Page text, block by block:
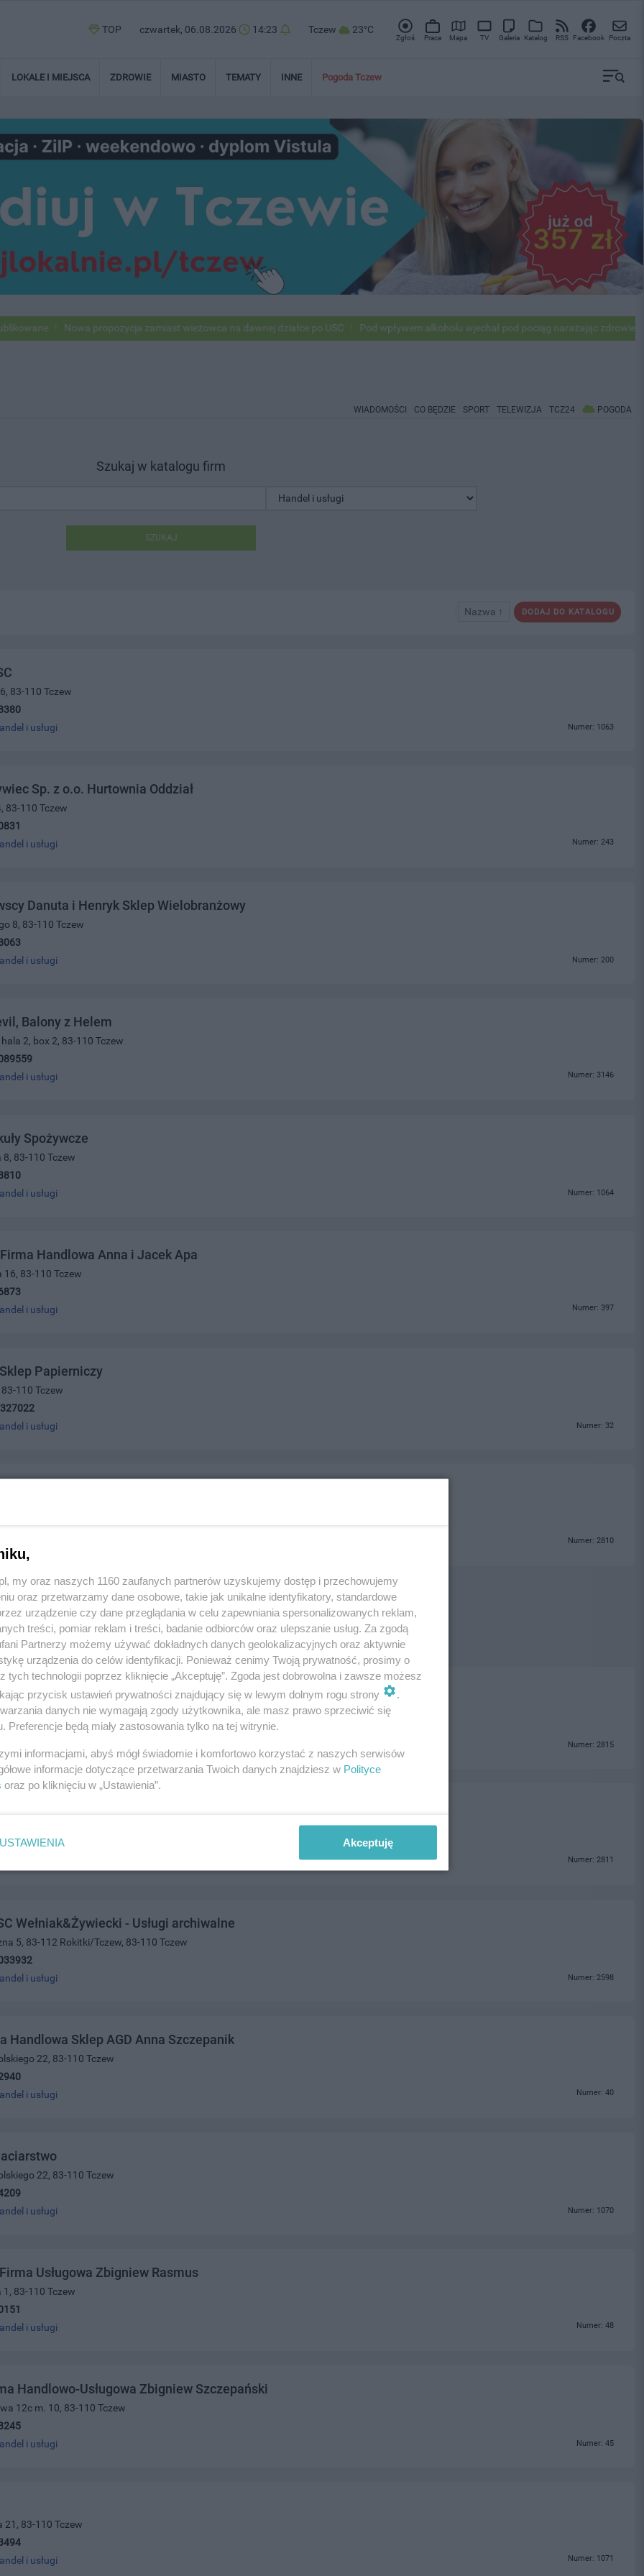
TOP czwartek, 06.08.2026 14:23 Tczew 23°C
Zgłoś Praca Mapa TV Galeria Katalog RSS Facebook Poczta
LOKALE I MIEJSCA ZDROWIE MIASTO TEMATY INNE Pogoda Tczew
Nowa propozycja zamiast wieżowca na dawnej działce po USC Pod wpływem alkoholu wjechał pod pociąg narażając zdrowie i życie
WIADOMOŚCI CO BĘDZIE SPORT TELEWIZJA TCZ24 POGODA
Szukaj w katalogu firm
SZUKAJ
DODAJ DO KATALOGU
Nazwa ↑
83-110 Tczew
i usługi Numer: 1063
Sp. z o.o. Hurtownia Oddział
83-110 Tczew
i usługi Numer: 243
Danuta i Henryk Sklep Wielobranżowy
8, 83-110 Tczew
i usługi Numer: 200
Balony z Helem
2, box 2, 83-110 Tczew
i usługi Numer: 3146
Spożywcze
83-110 Tczew
i usługi Numer: 1064
Handlowa Anna i Jacek Apa
83-110 Tczew
i usługi Numer: 397
Papierniczy
110 Tczew
i usługi Numer: 32
200 Malbork
Numer: 2810
Studio architektury krajobrazu
200 Malbork
Numer: 2815
Numer: 2811
Wełniak&Żywiecki - Usługi archiwalne
5, 83-112 Rokitki/Tczew, 83-110 Tczew
i usługi Numer: 2598
Handlowa Sklep AGD Anna Szczepanik
22, 83-110 Tczew
i usługi Numer: 40
22, 83-110 Tczew
i usługi Numer: 1070
Usługowa Zbigniew Rasmus
83-110 Tczew
i usługi Numer: 48
Handlowo-Usługowa Zbigniew Szczepański
12c m. 10, 83-110 Tczew
i usługi Numer: 45
21, 83-110 Tczew
i usługi Numer: 1071
my oraz naszych 1160 zaufanych partnerów uzyskujemy dostęp i przechowujemy
oraz przetwarzamy dane osobowe, takie jak unikalne identyfikatory, standardowe
urządzenie czy dane przeglądania w celu zapewniania spersonalizowanych reklam,
treści, pomiar reklam i treści, badanie odbiorców oraz ulepszanie usług. Za zgodą
Partnerzy możemy używać dokładnych danych geolokalizacyjnych oraz aktywnie
urządzenia do celów identyfikacji. Ponieważ cenimy Twoją prywatność, prosimy o
tych technologii poprzez kliknięcie „Akceptuję”. Zgoda jest dobrowolna i zawsze możesz
przycisk ustawień prywatności znajdujący się w lewym dolnym rogu strony
.
danych nie wymagają zgody użytkownika, ale masz prawo sprzeciwić się
Preferencje będą miały zastosowania tylko na tej witrynie.
informacjami, abyś mógł świadomie i komfortowo korzystać z naszych serwisów
informacje dotyczące przetwarzania Twoich danych znajdziesz w Polityce
oraz po kliknięciu w „Ustawienia”.
USTAWIENIA Akceptuję